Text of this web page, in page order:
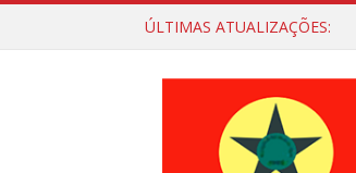
ÚLTIMAS ATUALIZAÇÕES: